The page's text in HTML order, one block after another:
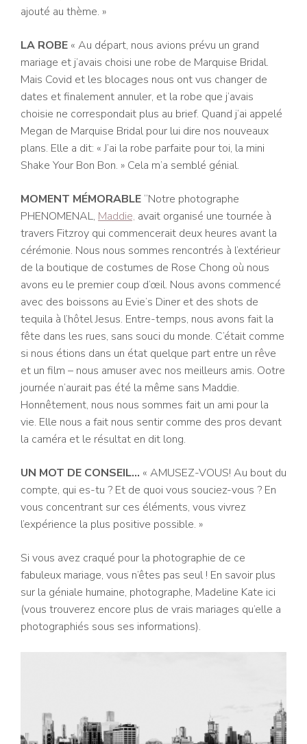
ajouté au thème. »
LA ROBE « Au départ, nous avions prévu un grand
mariage et j’avais choisi une robe de Marquise Bridal.
Mais Covid et les blocages nous ont vus changer de
dates et finalement annuler, et la robe que j’avais
choisie ne correspondait plus au brief. Quand j’ai appelé
Megan de Marquise Bridal pour lui dire nos nouveaux
plans. Elle a dit: « J’ai la robe parfaite pour toi, la mini
Shake Your Bon Bon. » Cela m’a semblé génial.
MOMENT MÉMORABLE “Notre photographe
PHENOMENAL, Maddie, avait organisé une tournée à
travers Fitzroy qui commencerait deux heures avant la
cérémonie. Nous nous sommes rencontrés à l’extérieur
de la boutique de costumes de Rose Chong où nous
avons eu le premier coup d’œil. Nous avons commencé
avec des boissons au Evie’s Diner et des shots de
tequila à l’hôtel Jesus. Entre-temps, nous avons fait la
fête dans les rues, sans souci du monde. C’était comme
si nous étions dans un état quelque part entre un rêve
et un film – nous amuser avec nos meilleurs amis. Ootre
journée n’aurait pas été la même sans Maddie.
Honnêtement, nous nous sommes fait un ami pour la
vie. Elle nous a fait nous sentir comme des pros devant
la caméra et le résultat en dit long.
UN MOT DE CONSEIL… « AMUSEZ-VOUS! Au bout du
compte, qui es-tu ? Et de quoi vous souciez-vous ? En
vous concentrant sur ces éléments, vous vivrez
l’expérience la plus positive possible. »
Si vous avez craqué pour la photographie de ce
fabuleux mariage, vous n’êtes pas seul ! En savoir plus
sur la géniale humaine, photographe, Madeline Kate ici
(vous trouverez encore plus de vrais mariages qu’elle a
photographiés sous ses informations).